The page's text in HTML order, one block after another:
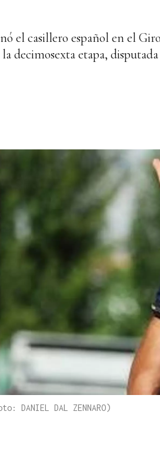
el casillero español en el
decimosexta etapa,
DAL ZENNARO)